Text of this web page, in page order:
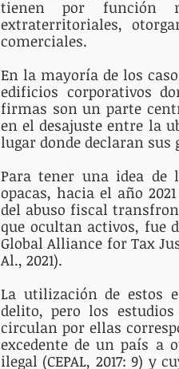
tienen por función
extraterritoriales,
comerciales.
En la mayoría de los
edificios corporativos
firmas son un parte
en el desajuste entre la
lugar donde declaran
Para tener una idea de
opacas, hacia el año
del abuso fiscal
que ocultan activos, fue
Global Alliance for Tax
Al., 2021).
La utilización de estos
delito, pero los
circulan por ellas
excedente de un país a
ilegal (CEPAL, 2017: 9)